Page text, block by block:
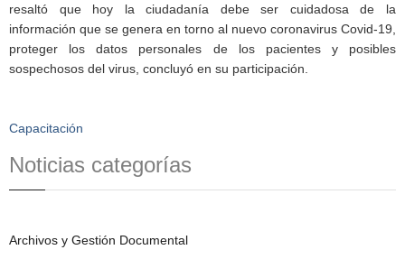
resaltó que hoy la ciudadanía debe ser cuidadosa de la
información que se genera en torno al nuevo coronavirus Covid-19,
proteger los datos personales de los pacientes y posibles
sospechosos del virus, concluyó en su participación.
Capacitación
Noticias categorías
Archivos y Gestión Documental